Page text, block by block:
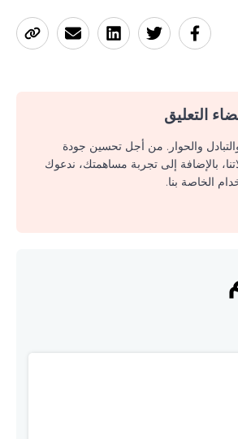
التعليق
والحوار. من أجل تحسين جودة
بالإضافة إلى تجربة مساهمتك، ندعوك
الخاصة بنا.